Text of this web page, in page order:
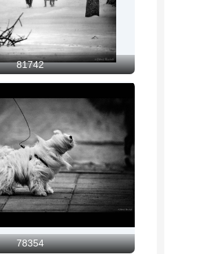
81742
78354